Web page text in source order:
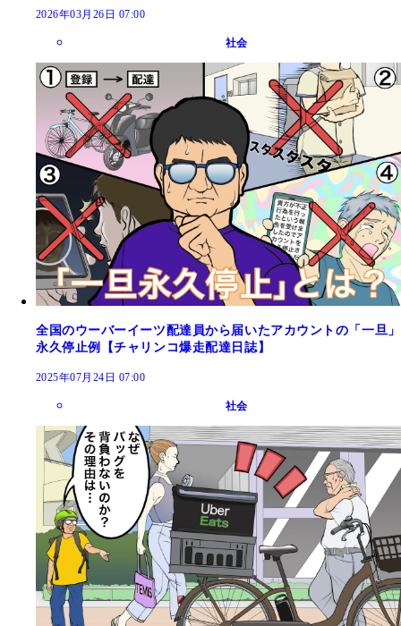
2026年03月26日 07:00
社会
全国のウーバーイーツ配達員から届いたアカウントの「一旦」
永久停止例【チャリンコ爆走配達日誌】
2025年07月24日 07:00
社会